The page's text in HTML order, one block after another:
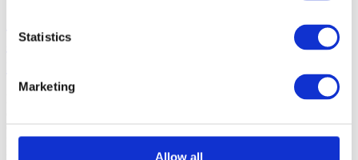
Statistics
Marketing
Allow all
Come si crea la conduzione elettrica
attraverso la stuoia ESD su un substrato
Di norma è sufficiente stare in piedi sulla stuoia ERGOLASTEC
Prima della messa in funzione della "postazione di lavoro ESD", è
necessario che la conduttività del pavimento venga controllata e